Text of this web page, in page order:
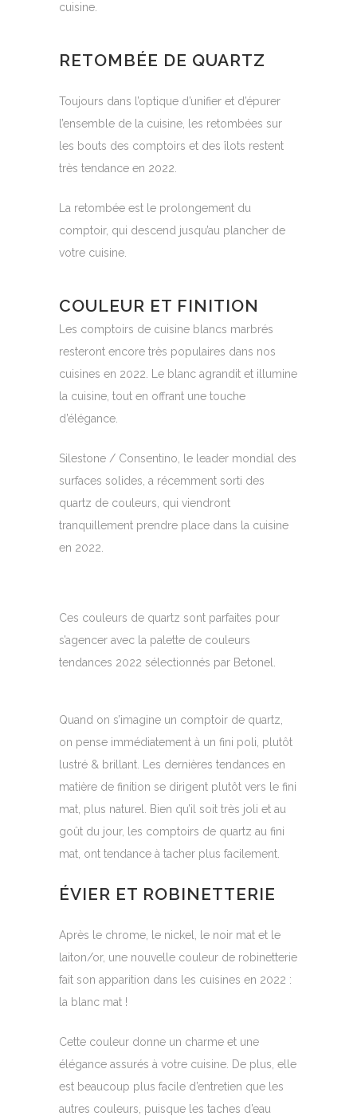
cuisine.
RETOMBÉE DE QUARTZ
Toujours dans l’optique d’unifier et d’épurer
l’ensemble de la cuisine, les retombées sur
les bouts des comptoirs et des îlots restent
très tendance en 2022.
La retombée est le prolongement du
comptoir, qui descend jusqu’au plancher de
votre cuisine.
COULEUR ET FINITION
Les comptoirs de cuisine blancs marbrés
resteront encore très populaires dans nos
cuisines en 2022. Le blanc agrandit et illumine
la cuisine, tout en offrant une touche
d’élégance.
Silestone / Consentino, le leader mondial des
surfaces solides, a récemment sorti des
quartz de couleurs, qui viendront
tranquillement prendre place dans la cuisine
en 2022.
Ces couleurs de quartz sont parfaites pour
s’agencer avec la palette de couleurs
tendances 2022 sélectionnés par Betonel.
Quand on s’imagine un comptoir de quartz,
on pense immédiatement à un fini poli, plutôt
lustré & brillant. Les dernières tendances en
matière de finition se dirigent plutôt vers le fini
mat, plus naturel. Bien qu’il soit très joli et au
goût du jour, les comptoirs de quartz au fini
mat, ont tendance à tacher plus facilement.
ÉVIER ET ROBINETTERIE
Après le chrome, le nickel, le noir mat et le
laiton/or, une nouvelle couleur de robinetterie
fait son apparition dans les cuisines en 2022 :
la blanc mat !
Cette couleur donne un charme et une
élégance assurés à votre cuisine. De plus, elle
est beaucoup plus facile d’entretien que les
autres couleurs, puisque les taches d’eau